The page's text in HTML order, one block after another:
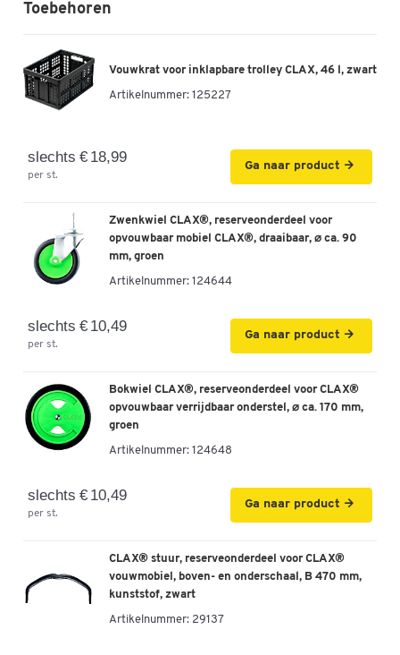
Toebehoren
Vouwkrat voor inklapbare trolley CLAX, 46 l, zwart
Artikelnummer: 125227
slechts € 18,99
per st.
Ga naar product
Zwenkwiel CLAX®, reserveonderdeel voor
opvouwbaar mobiel CLAX®, draaibaar, ⌀ ca. 90
mm, groen
Artikelnummer: 124644
slechts € 10,49
per st.
Ga naar product
Bokwiel CLAX®, reserveonderdeel voor CLAX®
opvouwbaar verrijdbaar onderstel, ⌀ ca. 170 mm,
groen
Artikelnummer: 124648
slechts € 10,49
per st.
Ga naar product
CLAX® stuur, reserveonderdeel voor CLAX®
vouwmobiel, boven- en onderschaal, B 470 mm,
kunststof, zwart
Artikelnummer: 29137